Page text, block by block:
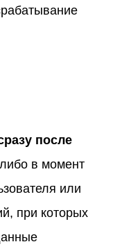
после
в момент
или
при которых